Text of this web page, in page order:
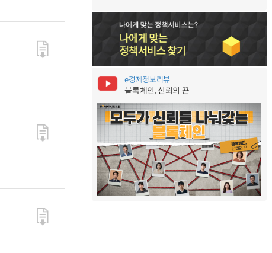
e경제정보리뷰
블록체인, 신뢰의 끈